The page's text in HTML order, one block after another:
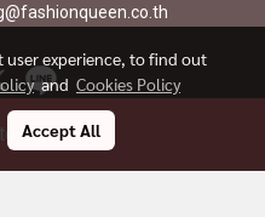
Cart
user experience, to find out
and Cookies Policy
Accept All